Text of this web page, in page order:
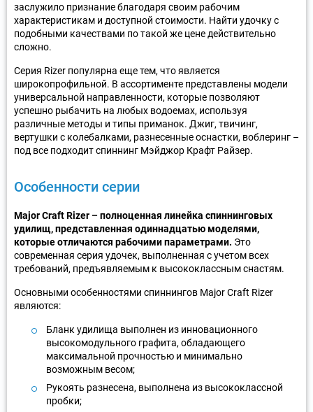
заслужило признание благодаря своим рабочим
характеристикам и доступной стоимости. Найти удочку с
подобными качествами по такой же цене действительно
сложно.
Серия Rizer популярна еще тем, что является
широкопрофильной. В ассортименте представлены модели
универсальной направленности, которые позволяют
успешно рыбачить на любых водоемах, используя
различные методы и типы приманок. Джиг, твичинг,
вертушки с колебалками, разнесенные оснастки, воблеринг –
под все подходит спиннинг Мэйджор Крафт Райзер.
Особенности серии
Major Craft Rizer – полноценная линейка спиннинговых
удилищ, представленная одиннадцатью моделями,
которые отличаются рабочими параметрами. Это
современная серия удочек, выполненная с учетом всех
требований, предъявляемым к высококлассным снастям.
Основными особенностями спиннингов Major Craft Rizer
являются:
Бланк удилища выполнен из инновационного
высокомодульного графита, обладающего
максимальной прочностью и минимально
возможным весом;
Рукоять разнесена, выполнена из высококлассной
пробки;